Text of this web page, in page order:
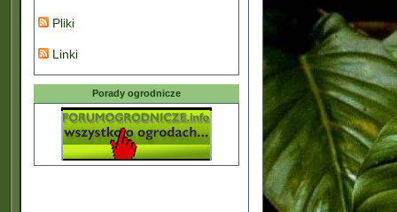
Pliki
Linki
Porady ogrodnicze